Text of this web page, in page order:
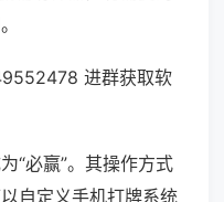
进群获取软
“必赢”。其操作方式
自定义手机打牌系统